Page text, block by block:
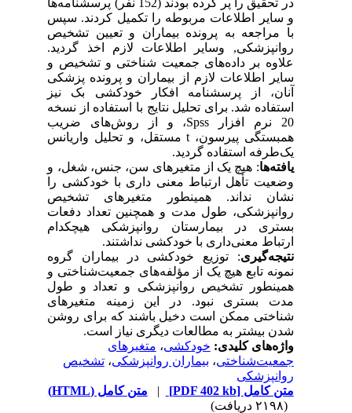
در تحقیق را پر کرده بودند (152 نفر) پرسشنامه‌ها
و سایر اطلاعات مربوطه را تکمیل کردند. سپس
با مراجعه به پرونده بیماران و تعیین تشخیص
روانپزشکی, وسایر اطلاعات لازم اخذ گردید.
علاوه بر داده‌های جمعیت شناختی و تشخیص و
سایر اطلاعات لازم از بیماران و پرونده پزشکی
آنان، از پرسشنامه افکار خودکشی بک نیز
استفاده شد. برای تحلیل نتایج با استفاده از نسخه
20 نرم افزار
Spss، و از روش‌های ضریب
همبستگی پیرسون،tمستقل، و تحلیل واریانس
یک‌طرفه استفاده گردید.
یافته‌ها: هیچ یک از متغیرهای سن، جنس، شغل، و
وضعیت تأهل ارتباط معنی داری با خودکشی را
نشان نداند. همینطور متغیرهای تشخیص
روانپزشکی، طول مدت و همچنین تعداد دفعات
بستری در بیمارستان روانپزشکی هیچکدام
ارتباط معنی‌داری با خودکشی نداشتند.
نتیجه‌گیری:توزیع خودکشی در بیماران گروه
نمونه تابع هیچ یک از مؤلفه‌های جمعیت‌شناختی و
همینطور تشخیص روانپزشکی و تعداد و طول
مدت بستری نبود. در این زمینه متغیرهای
شناختی ممکن است دخیل باشند که برای روشن
شدن بیشتر به مطالعات دیگری نیاز است.
واژه‌های کلیدی:خودکشی،متغیرهای
جمعیت‌شناختی،بیماران روانپزشکی،تشخیص
روانپزشکی
متن کامل[PDF 402 kb]
| متن کامل (HTML)